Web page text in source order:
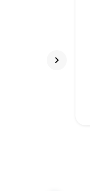
Suivant
keyboard_arrow_right